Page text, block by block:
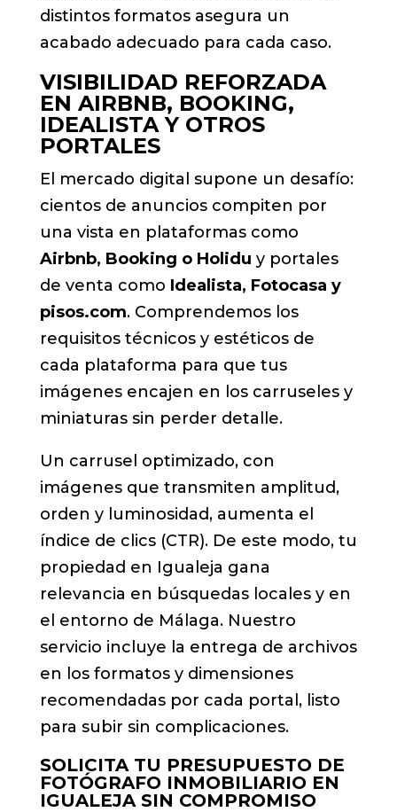
distintos formatos asegura un
acabado adecuado para cada caso.
VISIBILIDAD REFORZADA
EN AIRBNB, BOOKING,
IDEALISTA Y OTROS
PORTALES
El mercado digital supone un desafío:
cientos de anuncios compiten por
una vista en plataformas como
Airbnb, Booking o Holidu y portales
de venta como Idealista, Fotocasa y
pisos.com. Comprendemos los
requisitos técnicos y estéticos de
cada plataforma para que tus
imágenes encajen en los carruseles y
miniaturas sin perder detalle.
Un carrusel optimizado, con
imágenes que transmiten amplitud,
orden y luminosidad, aumenta el
índice de clics (CTR). De este modo, tu
propiedad en Igualeja gana
relevancia en búsquedas locales y en
el entorno de Málaga. Nuestro
servicio incluye la entrega de archivos
en los formatos y dimensiones
recomendadas por cada portal, listo
para subir sin complicaciones.
SOLICITA TU PRESUPUESTO DE
FOTÓGRAFO INMOBILIARIO EN
IGUALEJA SIN COMPROMISO